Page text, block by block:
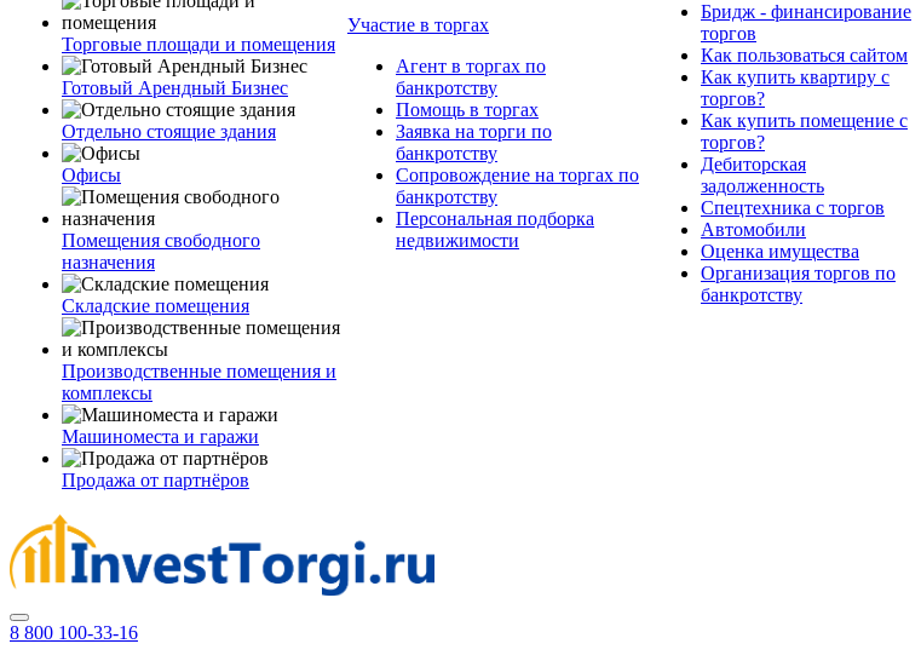
Торговые площади и помещения
Готовый Арендный Бизнес
Отдельно стоящие здания
Офисы
Помещения свободного
назначения
Складские помещения
Производственные помещения и
комплексы
Машиноместа и гаражи
Продажа от партнёров
Участие в торгах
Агент в торгах по
банкротству
Помощь в торгах
Заявка на торги по
банкротству
Сопровождение на торгах по
банкротству
Персональная подборка
недвижимости
Бридж - финансирование
торгов
Как пользоваться сайтом
Как купить квартиру с
торгов?
Как купить помещение с
торгов?
Дебиторская
задолженность
Спецтехника с торгов
Автомобили
Оценка имущества
Организация торгов по
банкротству
8 800 100-33-16